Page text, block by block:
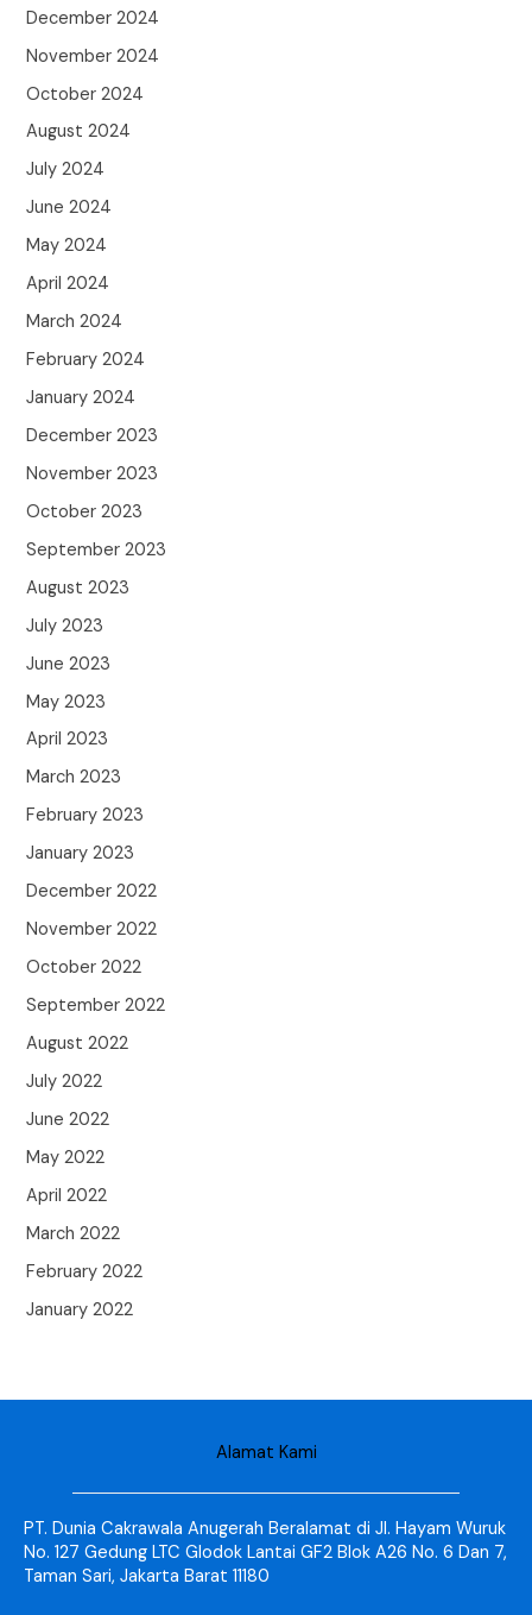
December 2024
November 2024
October 2024
August 2024
July 2024
June 2024
May 2024
April 2024
March 2024
February 2024
January 2024
December 2023
November 2023
October 2023
September 2023
August 2023
July 2023
June 2023
May 2023
April 2023
March 2023
February 2023
January 2023
December 2022
November 2022
October 2022
September 2022
August 2022
July 2022
June 2022
May 2022
April 2022
March 2022
February 2022
January 2022
Alamat Kami
PT. Dunia Cakrawala Anugerah Beralamat di Jl. Hayam Wuruk
No. 127 Gedung LTC Glodok Lantai GF2 Blok A26 No. 6 Dan 7,
Taman Sari, Jakarta Barat 11180